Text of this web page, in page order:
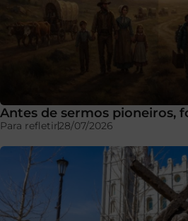
Antes de sermos pioneiros,
Para refletir28/07/2026